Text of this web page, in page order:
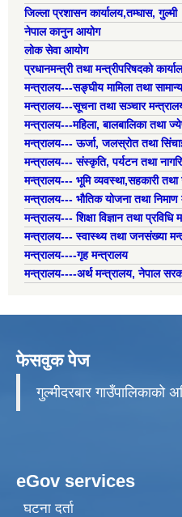
जिल्ला प्रशासन कार्यालय,तम्घास, गुल्मी
नेपाल कानुन आयोग
लोक सेवा आयोग
प्रधानमन्त्री तथा मन्त्रीपरिषदको
मन्त्रालय---सङ्घीय मामिला तथा
मन्त्रालय---सूचना तथा सञ्चार
मन्त्रालय---महिला, बालबालिका तथा
मन्त्रालय--- ऊर्जा, जलस्रोत तथा
मन्त्रालय--- संस्कृति, पर्यटन तथा
मन्त्रालय--- भूमि व्यवस्था,सहकारी तथा
मन्त्रालय--- भौतिक योजना तथा निमाण
मन्त्रालय--- शिक्षा विज्ञान तथा प्रविधि
मन्त्रालय--- स्वास्थ्य तथा जनसंख्या
मन्त्रालय----गृह मन्त्रालय
मन्त्रालय----अर्थ मन्त्रालय, नेपाल
फेसवुक पेज
गुल्मीदरबार गाउँपालिकाको
eGov services
घटना दर्ता